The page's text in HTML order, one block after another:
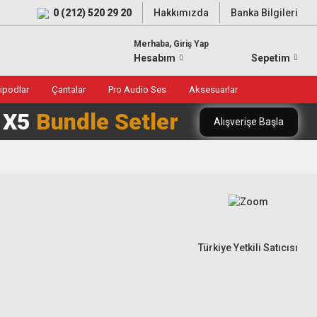
0 (212) 520 29 20 Hakkımızda Banka Bilgileri
Merhaba, Giriş Yap
Hesabım Sepetim
Çantalar Pro Audio Ses Aksesuarlar
Bundle Setler Alışverişe Başla
Türkiye Yetkili Satıcısı